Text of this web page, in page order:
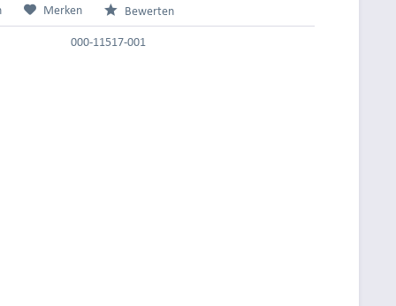
Merken Bewerten
000-11517-001